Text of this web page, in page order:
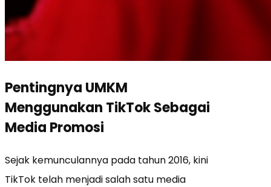
Pentingnya UMKM
Menggunakan TikTok Sebagai
Media Promosi
Sejak kemunculannya pada tahun 2016, kini
TikTok telah menjadi salah satu media